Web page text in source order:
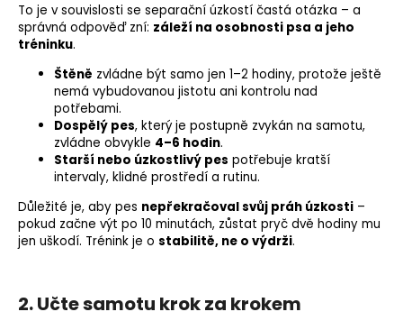
To je v souvislosti se separační úzkostí častá otázka – a
správná odpověď zní: záleží na osobnosti psa a jeho
tréninku.
Štěně zvládne být samo jen 1–2 hodiny, protože ještě
nemá vybudovanou jistotu ani kontrolu nad
potřebami.
Dospělý pes, který je postupně zvykán na samotu,
zvládne obvykle 4–6 hodin.
Starší nebo úzkostlivý pes potřebuje kratší
intervaly, klidné prostředí a rutinu.
Důležité je, aby pes nepřekračoval svůj práh úzkosti –
pokud začne výt po 10 minutách, zůstat pryč dvě hodiny mu
jen uškodí. Trénink je o stabilitě, ne o výdrži.
2. Učte samotu krok za krokem